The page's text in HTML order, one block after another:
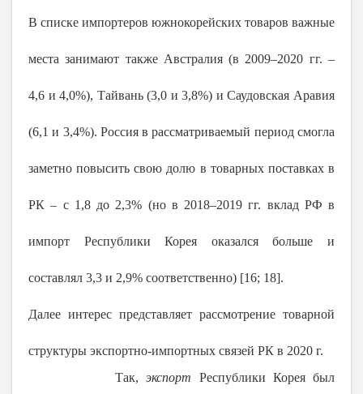
В списке импортеров южнокорейских товаров важные
места занимают также Австралия (в 2009–2020 гг. –
4,6 и 4,0%), Тайвань (3,0 и 3,8%) и Саудовская Аравия
(6,1 и 3,4%). Россия в рассматриваемый период смогла
заметно повысить свою долю в товарных поставках в
РК – с 1,8 до 2,3% (но в 2018–2019 гг. вклад РФ в
импорт Республики Корея оказался больше и
составлял 3,3 и 2,9% соответственно) [16; 18].
Далее интерес представляет рассмотрение товарной
структуры экспортно-импортных связей РК в 2020 г.
Так,экспорт
Республики Корея был